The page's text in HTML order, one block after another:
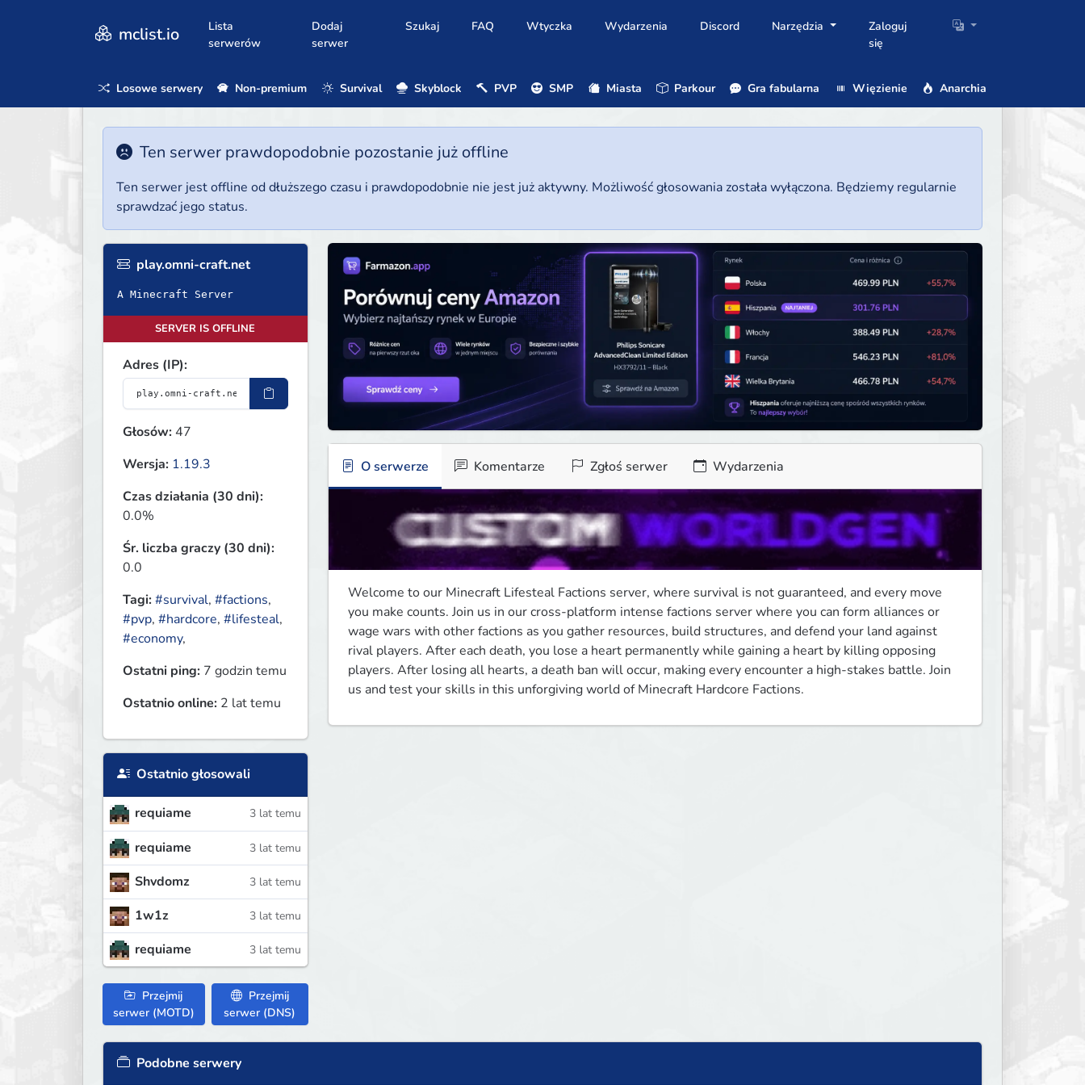
mclist.io
Lista
serwerów
Dodaj
serwer
Szukaj FAQ Wtyczka Wydarzenia Discord Narzędzia
Zaloguj
się
Losowe serwery Non-premium Survival Skyblock PVP SMP Miasta Parkour Gra fabularna Więzienie Anarchia
Ten serwer prawdopodobnie pozostanie już offline
Ten serwer jest offline od dłuższego czasu i prawdopodobnie nie jest już aktywny. Możliwość głosowania została wyłączona. Będziemy regularnie
sprawdzać jego status.
play.omni-craft.net
A Minecraft Server
SERVER IS OFFLINE
Adres (IP):
Głosów: 47
Wersja: 1.19.3
Czas działania (30 dni):
0.0%
Śr. liczba graczy (30 dni):
0.0
Tagi:#survival, #factions,
#pvp, #hardcore, #lifesteal,
#economy,
Ostatni ping: 7 godzin temu
Ostatnio online: 2 lat temu
Ostatnio głosowali
requiame 3 lat temu
requiame 3 lat temu
Shvdomz 3 lat temu
1w1z 3 lat temu
requiame 3 lat temu
Przejmij
serwer (MOTD)
Przejmij
serwer (DNS)
O serwerze Komentarze Zgłoś serwer Wydarzenia
Welcome to our Minecraft Lifesteal Factions server, where survival is not guaranteed, and every move
you make counts. Join us in our cross-platform intense factions server where you can form alliances or
wage wars with other factions as you gather resources, build structures, and defend your land against
rival players. After each death, you lose a heart permanently while gaining a heart by killing opposing
players. After losing all hearts, a death ban will occur, making every encounter a high-stakes battle. Join
us and test your skills in this unforgiving world of Minecraft Hardcore Factions.﻿
Podobne serwery